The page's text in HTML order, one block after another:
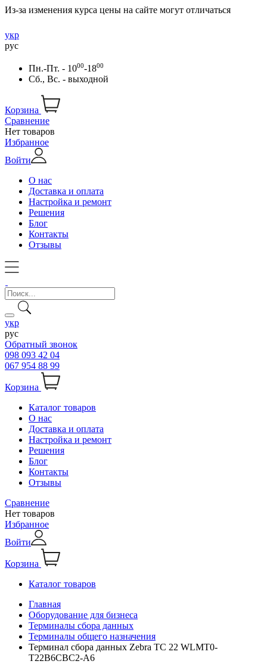
Из-за изменения курса цены на сайте могут отличаться
укр
рус
Пн.-Пт. - 1000-1800
Сб., Вс. - выходной
Корзина
Сравнение
Нет товаров
Избранное
Войти
О нас
Доставка и оплата
Настройка и ремонт
Решения
Блог
Контакты
Отзывы
укр
рус
Обратный звонок
098 093 42 04
067 954 88 99
Корзина
Каталог товаров
О нас
Доставка и оплата
Настройка и ремонт
Решения
Блог
Контакты
Отзывы
Сравнение
Нет товаров
Избранное
Войти
Корзина
Каталог товаров
Главная
Оборудование для бизнеса
Терминалы сбора данных
Терминалы общего назначения
Терминал сбора данных Zebra TC 22 WLMT0-
T22B6CBC2-A6